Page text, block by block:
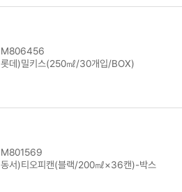
M806456
롯데)밀키스(250㎖/30개입/BOX)
M801569
동서)티오피캔(블랙/200㎖×36캔)-박스